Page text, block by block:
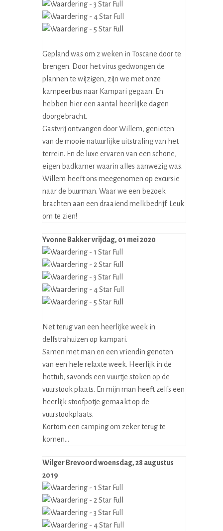
Gepland was om 2 weken in Toscane door te
brengen. Door het virus gedwongen de
plannen te wijzigen, zijn we met onze
kampeerbus naar Kampari gegaan. En
hebben hier een aantal heerlijke dagen
doorgebracht.
Gastvrij ontvangen door Willem, genieten
van de mooie natuurlijke uitstraling van het
terrein. En de luxe ervaren van een schone,
eigen badkamer waarin alles aanwezig was.
Willem heeft ons meegenomen op excursie
naar de buurman. Waar we een bezoek
brachten aan een draaiend melkbedrijf. Leuk
om te zien!
Yvonne Bakkervrijdag, 01 mei 2020
Net terug van een heerlijke week in
delfstrahuizen op kampari.
Samen met man en een vriendin genoten
van een hele relaxte week. Heerlijk in de
hottub, savonds een vuurtje stoken op de
vuurstook plaats. En mijn man heeft zelfs een
heerlijk stoofpotje gemaakt op de
vuurstookplaats.
Kortom een camping om zeker terug te
komen...
Wilger Brevoordwoensdag, 28 augustus
2019